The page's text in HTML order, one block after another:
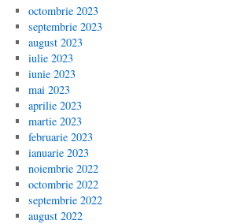
octombrie 2023
septembrie 2023
august 2023
iulie 2023
iunie 2023
mai 2023
aprilie 2023
martie 2023
februarie 2023
ianuarie 2023
noiembrie 2022
octombrie 2022
septembrie 2022
august 2022